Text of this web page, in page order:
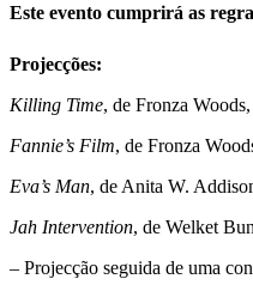
Este evento cumprirá as
Projecções:
Killing Time, de Fronza
Fannie’s Film, de Fronza
Eva’s Man, de Anita W.
Jah Intervention, de Welket
– Projecção seguida de uma